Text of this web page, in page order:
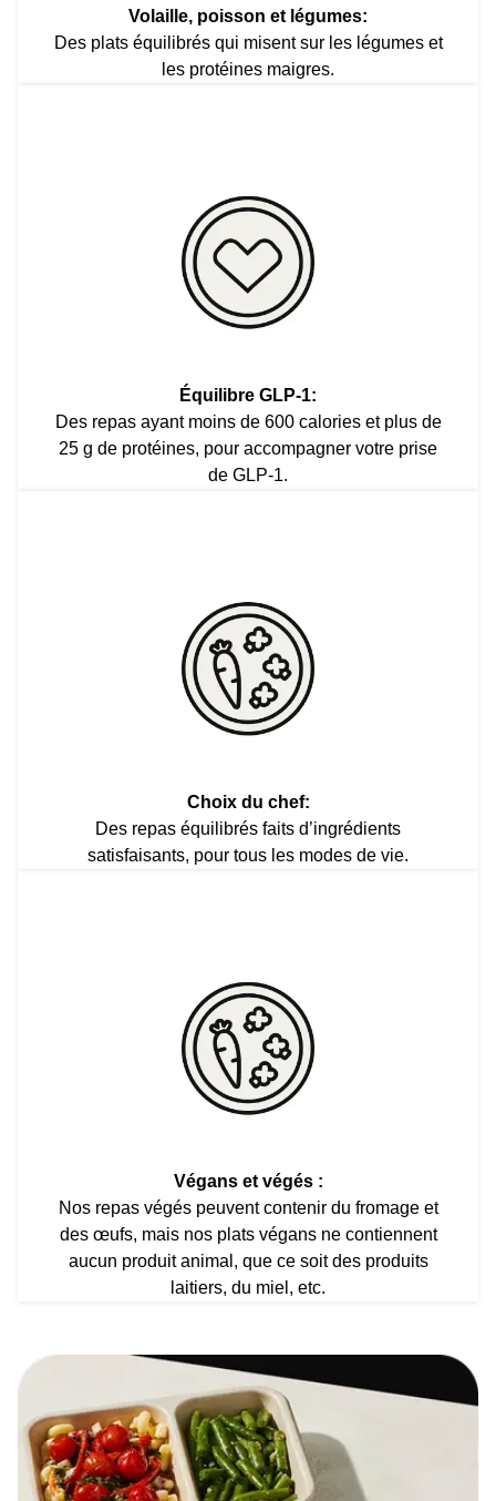
Volaille, poisson et légumes:
Des plats équilibrés qui misent sur les légumes et
les protéines maigres.
Équilibre GLP-1:
Des repas ayant moins de 600 calories et plus de
25 g de protéines, pour accompagner votre prise
de GLP-1.
Choix du chef:
Des repas équilibrés faits d’ingrédients
satisfaisants, pour tous les modes de vie.
Végans et végés :
Nos repas végés peuvent contenir du fromage et
des œufs, mais nos plats végans ne contiennent
aucun produit animal, que ce soit des produits
laitiers, du miel, etc.